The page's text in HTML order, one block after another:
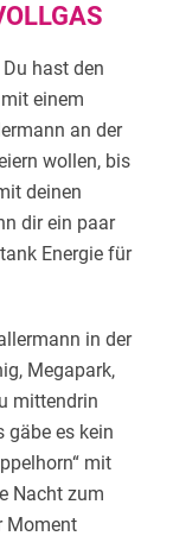
hast den
einem
an der
wollen, bis
deinen
dir ein paar
Energie für
in der
Megapark,
mittendrin
gäbe es kein
mit
Nacht zum
Moment